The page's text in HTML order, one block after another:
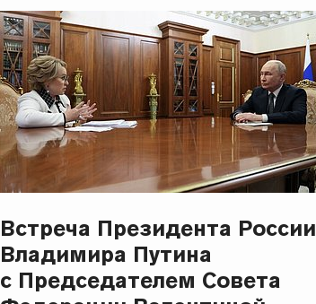
Встреча Президента России
Владимира Путина
с Председателем Совета